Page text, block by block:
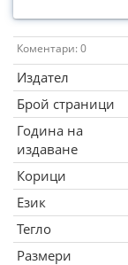
Коментари: 0
Издател
Брой страници
Година на
издаване
Корици
Език
Тегло
Размери